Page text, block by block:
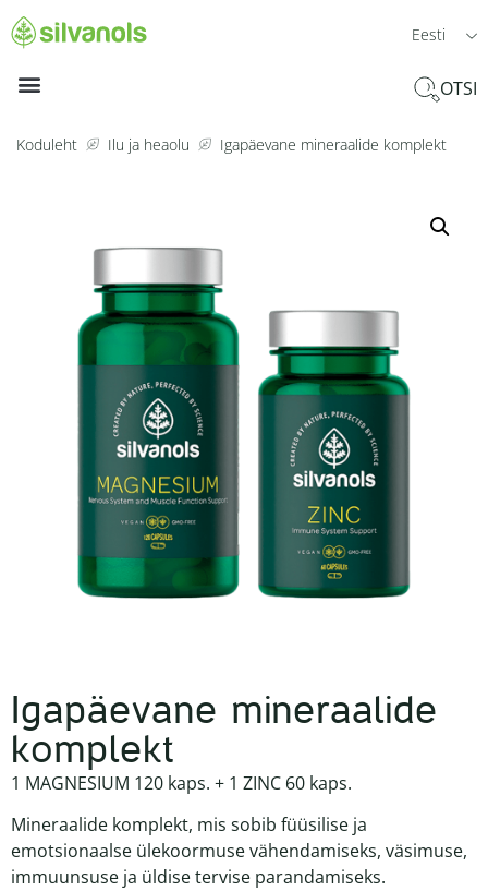
Eesti
OTSI
Koduleht Ilu ja heaolu Igapäevane mineraalide komplekt
Igapäevane mineraalide
komplekt
1 MAGNESIUM 120 kaps. + 1 ZINC 60 kaps.
Mineraalide komplekt, mis sobib füüsilise ja
emotsionaalse ülekoormuse vähendamiseks, väsimuse,
immuunsuse ja üldise tervise parandamiseks.